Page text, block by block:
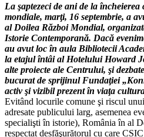
La şaptezeci de ani de la
mondiale, marţi, 16 septembrie, a
al Doilea Război Mondial,
Istorie Contemporană. Dacă
au avut loc în aula Bibliotecii
la etajul întâi al Hotelului Howard
alte proiecte ale Centrului, şi
bucurat de sprijinul Fundaţiei
activ şi vizibil prezent în viaţa
Evitând locurile comune şi riscul
adresate publicului larg, asemenea
specialişti în istorie), România în al
respectat desfăşurătorul cu care